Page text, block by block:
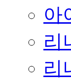
아
리
리